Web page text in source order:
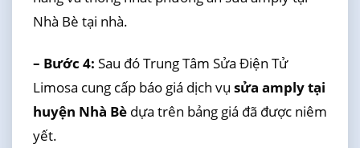
Nhà Bè tại nhà.
– Bước 4: Sau đó Trung Tâm Sửa Điện Tử
Limosa cung cấp báo giá dịch vụ sửa amply tại
huyện Nhà Bèdựa trên bảng giá đã được niêm
yết.